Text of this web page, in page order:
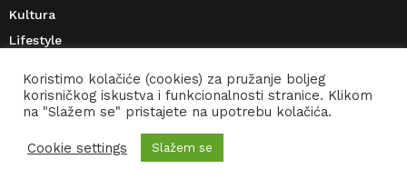
Kultura
Lifestyle
Moj stav
Koristimo kolačiće (cookies) za pružanje boljeg
korisničkog iskustva i funkcionalnosti stranice. Klikom
na "Slažem se" pristajete na upotrebu kolačića.
Cookie settings Slažem se